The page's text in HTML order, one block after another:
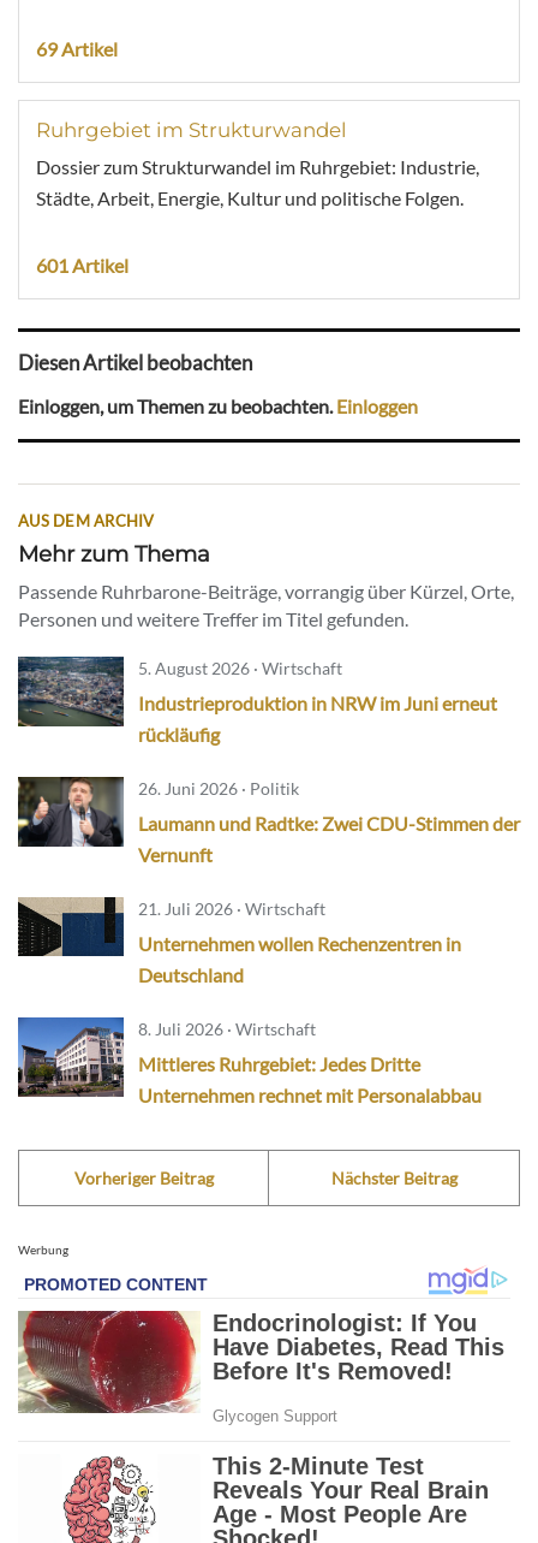
69 Artikel
Ruhrgebiet im Strukturwandel
Dossier zum Strukturwandel im Ruhrgebiet: Industrie,
Städte, Arbeit, Energie, Kultur und politische Folgen.
601 Artikel
Diesen Artikel beobachten
Einloggen, um Themen zu beobachten.Einloggen
AUS DEM ARCHIV
Mehr zum Thema
Passende Ruhrbarone-Beiträge, vorrangig über Kürzel, Orte,
Personen und weitere Treffer im Titel gefunden.
5. August 2026 · Wirtschaft
Industrieproduktion in NRW im Juni erneut
rückläufig
26. Juni 2026 · Politik
Laumann und Radtke: Zwei CDU-Stimmen der
Vernunft
21. Juli 2026 · Wirtschaft
Unternehmen wollen Rechenzentren in
Deutschland
8. Juli 2026 · Wirtschaft
Mittleres Ruhrgebiet: Jedes Dritte
Unternehmen rechnet mit Personalabbau
Vorheriger Beitrag Nächster Beitrag
Werbung